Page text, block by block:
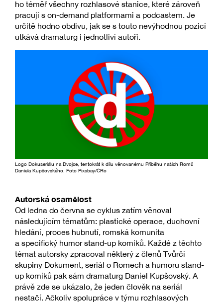
ho téměř všechny rozhlasové stanice, které zároveň
pracují s on-demand platformami a podcastem. Je
určitě hodno obdivu, jak se s touto nevýhodnou pozicí
utkává dramaturg i jednotliví autoři.
Logo Dokuseriálu na Dvojce, tentokrát k dílu věnovanému Příběhu našich Romů
Daniela Kupšovského. Foto Pixabay/ČRo
Autorská osamělost
Od ledna do června se cyklus zatím věnoval
následujícím tématům: plastické operace, duchovní
hledání, proces hubnutí, romská komunita
a specifický humor stand-up komiků. Každé z těchto
témat autorsky zpracoval některý z členů Tvůrčí
skupiny Dokument, seriál o Romech a humoru stand-
up komiků pak sám dramaturg Daniel Kupšovský. A
právě zde se ukázalo, že jeden člověk na seriál
nestačí. Ačkoliv spolupráce v týmu rozhlasových